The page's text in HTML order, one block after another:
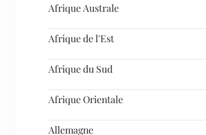
Afrique Australe
Afrique de l'Est
Afrique du Sud
Afrique Orientale
Allemagne